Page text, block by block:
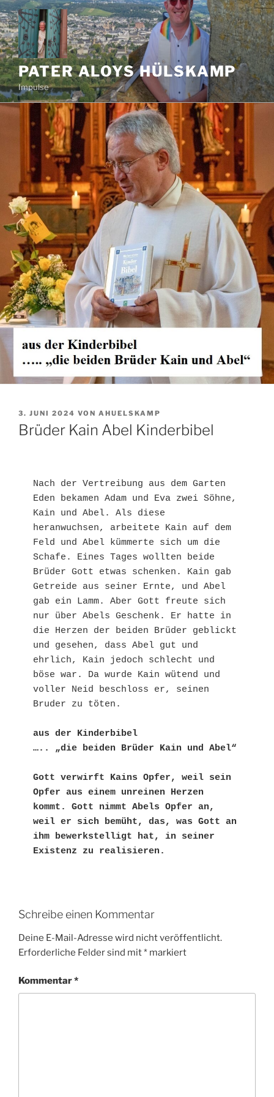
Zum
Inhalt
springen
PATER ALOYS HÜLSKAMP
Impulse
VERÖFFENTLICHT
AM
3. JUNI 2024 VON AHUELSKAMP
Brüder Kain Abel Kinderbibel
Nach der Vertreibung aus dem Garten
Eden bekamen Adam und Eva zwei Söhne,
Kain und Abel. Als diese
heranwuchsen, arbeitete Kain auf dem
Feld und Abel kümmerte sich um die
Schafe. Eines Tages wollten beide
Brüder Gott etwas schenken. Kain gab
Getreide aus seiner Ernte, und Abel
gab ein Lamm. Aber Gott freute sich
nur über Abels Geschenk. Er hatte in
die Herzen der beiden Brüder geblickt
und gesehen, dass Abel gut und
ehrlich, Kain jedoch schlecht und
böse war. Da wurde Kain wütend und
voller Neid beschloss er, seinen
Bruder zu töten.
aus der Kinderbibel
….. „die beiden Brüder Kain und Abel“
Gott verwirft Kains Opfer, weil sein
Opfer aus einem unreinen Herzen
kommt. Gott nimmt Abels Opfer an,
weil er sich bemüht, das, was Gott an
ihm bewerkstelligt hat, in seiner
Existenz zu realisieren.
Schreibe einen Kommentar
Deine E-Mail-Adresse wird nicht veröffentlicht.
Erforderliche Felder sind mit* markiert
Kommentar*